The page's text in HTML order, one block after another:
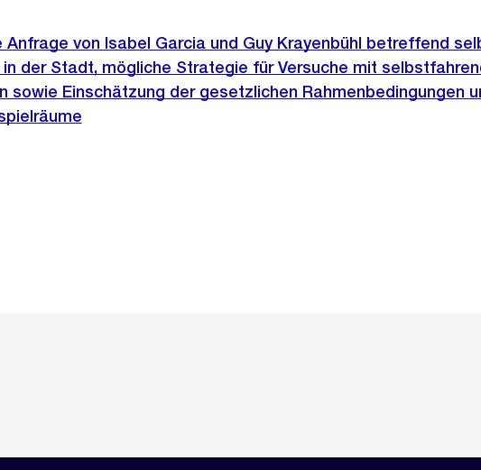
Anfrage von Isabel Garcia und Guy Krayenbühl betreffend
in der Stadt, mögliche Strategie für Versuche mit
sowie Einschätzung der gesetzlichen Rahmenbedingungen